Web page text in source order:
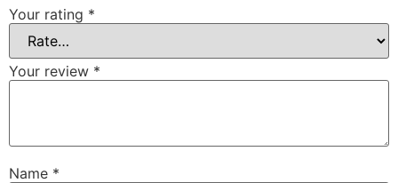
Your rating *
Your review *
Name *